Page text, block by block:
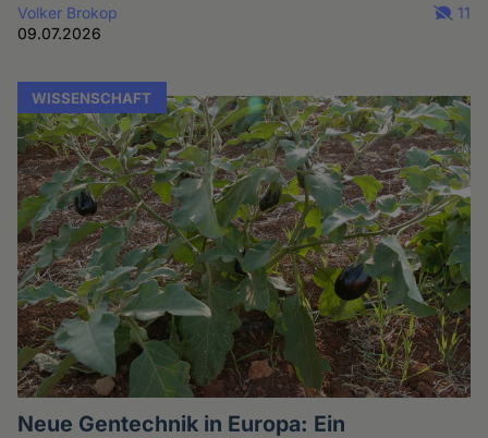
Volker Brokop
09.07.2026
11
WISSENSCHAFT
Neue Gentechnik in Europa: Ein